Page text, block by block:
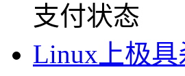
支付状态
Linux上极